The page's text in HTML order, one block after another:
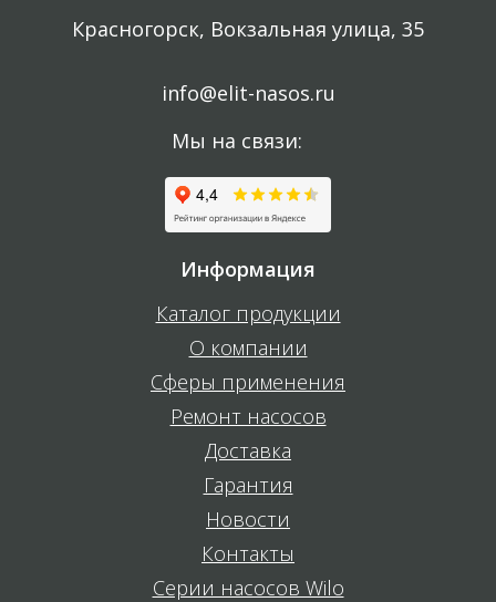
Красногорск, Вокзальная улица, 35
info@elit-nasos.ru
Мы на связи:
Информация
Каталог продукции
О компании
Сферы применения
Ремонт насосов
Доставка
Гарантия
Новости
Контакты
Серии насосов Wilo